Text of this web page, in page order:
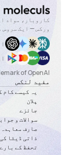
کاروبار، مواد
ورکس — ایک سروس
of OpenAI
مفید لنکس
یہ کیسے کام
پلان
جائزے
سوالات و
صارف معاہدہ
ذاتی ڈیٹا
تحفظ کے